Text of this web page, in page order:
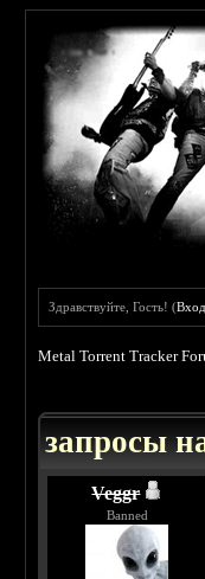
Здравствуйте, Гость! (Вход
Metal Torrent Tracker
запросы
Veggr
Banned